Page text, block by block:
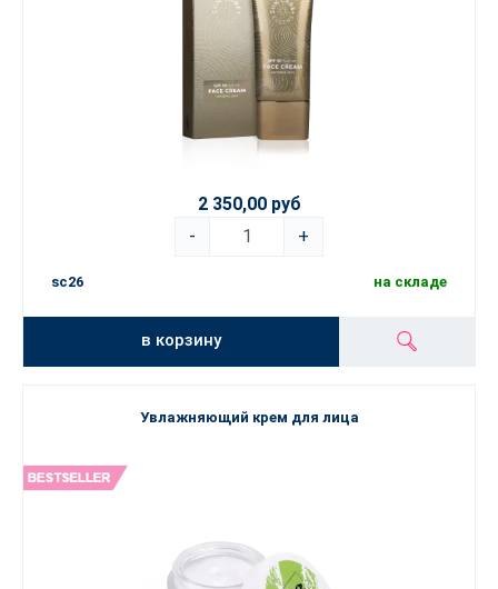
2 350,00 руб
-
+
sc26 на складе
в корзину
Увлажняющий крем для лица